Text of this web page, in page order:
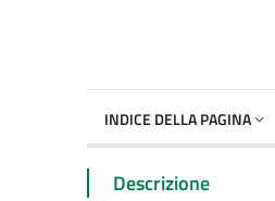
INDICE DELLA PAGINA
Descrizione